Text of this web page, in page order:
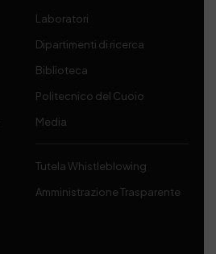
Laboratori
Dipartimenti di ricerca
Biblioteca
Politecnico del Cuoio
Media
Tutela Whistleblowing
Amministrazione Trasparente